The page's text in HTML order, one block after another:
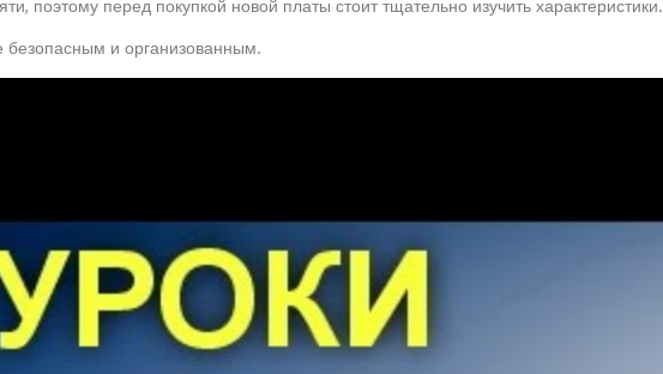
поэтому перед покупкой новой платы стоит тщательно изучить характеристики.
безопасным и организованным.